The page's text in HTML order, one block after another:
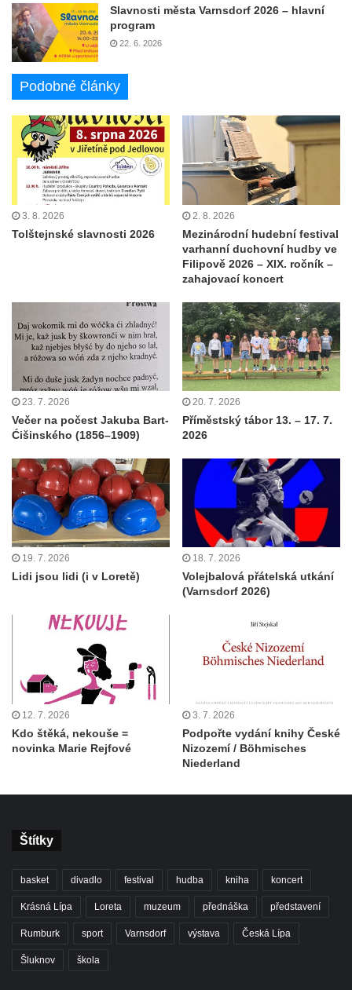
Slavnosti města Varnsdorf 2026 – hlavní
program
22. 6. 2026
Podobné články
3. 8. 2026
Tolštejnské slavnosti 2026
2. 8. 2026
Mezinárodní hudební festival
varhanní duchovní hudby ve
Filipově 2026 – XIX. ročník –
zahajovací koncert
23. 7. 2026
Večer na počest Jakuba Bart-
Ćišinského (1856–1909)
20. 7. 2026
Příměstský tábor 13. – 17. 7.
2026
19. 7. 2026
Lidi jsou lidi (i v Loretě)
18. 7. 2026
Volejbalová přátelská utkání
(Varnsdorf 2026)
12. 7. 2026
Kdo štěká, nekouše =
novinka Marie Rejfové
3. 7. 2026
Podpořte vydání knihy České
Nizozemí / Böhmisches
Niederland
Štítky
basket divadlo festival hudba kniha koncert
Krásná Lípa Loreta muzeum přednáška představení
Rumburk sport Varnsdorf výstava Česká Lípa
Šluknov škola